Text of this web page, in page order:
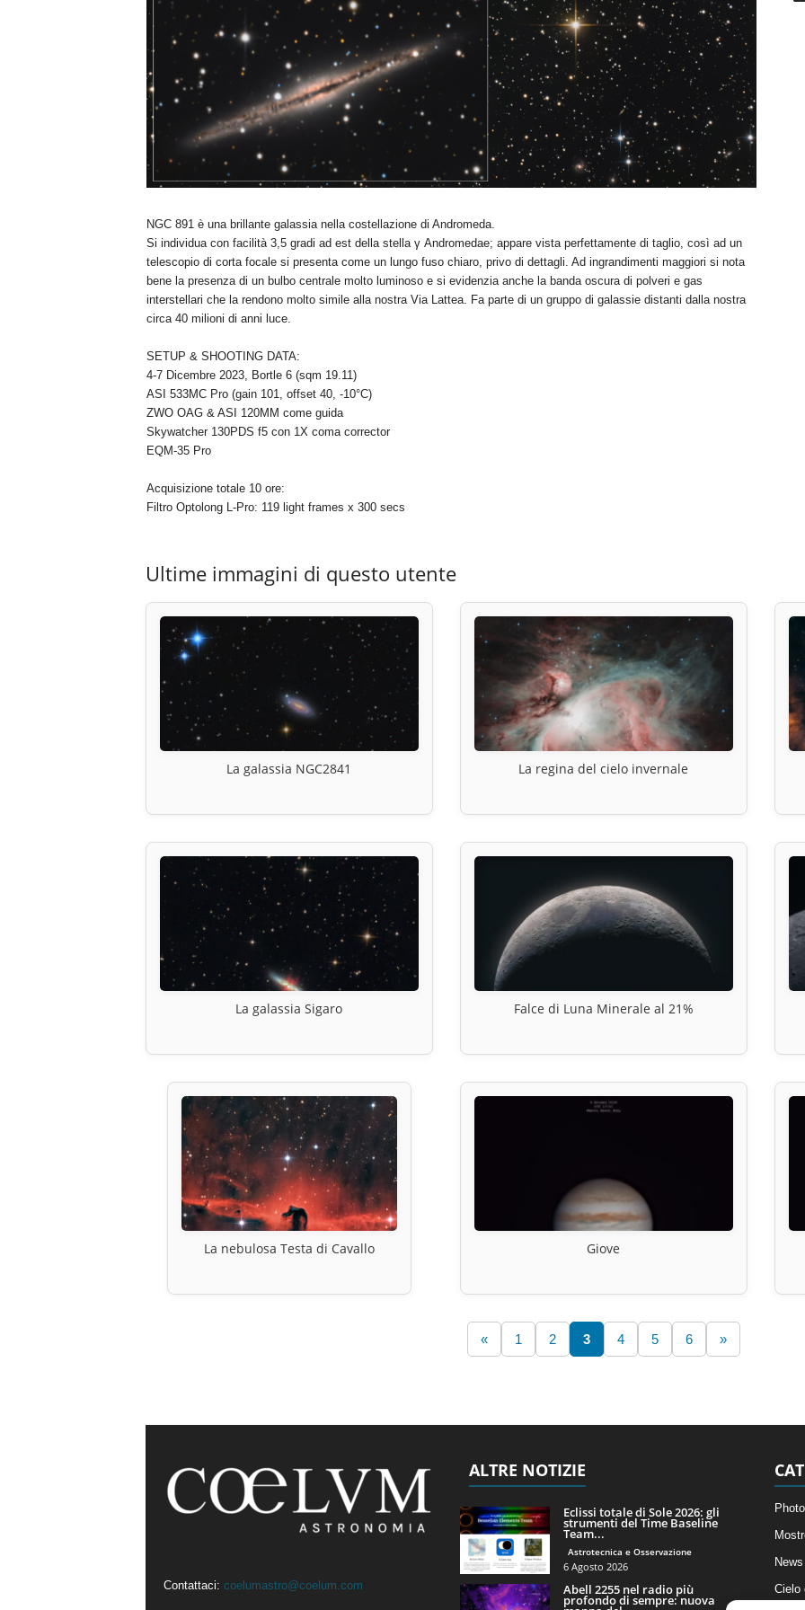
NGC 891 è una brillante galassia nella costellazione di Andromeda.
Si individua con facilità 3,5 gradi ad est della stella γ Andromedae; appare vista perfettamente di taglio, così ad un
telescopio di corta focale si presenta come un lungo fuso chiaro, privo di dettagli. Ad ingrandimenti maggiori si nota
bene la presenza di un bulbo centrale molto luminoso e si evidenzia anche la banda oscura di polveri e gas
interstellari che la rendono molto simile alla nostra Via Lattea. Fa parte di un gruppo di galassie distanti dalla nostra
circa 40 milioni di anni luce.
SETUP & SHOOTING DATA:
4-7 Dicembre 2023, Bortle 6 (sqm 19.11)
ASI 533MC Pro (gain 101, offset 40, -10°C)
ZWO OAG & ASI 120MM come guida
Skywatcher 130PDS f5 con 1X coma corrector
EQM-35 Pro
Acquisizione totale 10 ore:
Filtro Optolong L-Pro: 119 light frames x 300 secs
Ultime immagini di questo utente
La galassia NGC2841 La regina del cielo invernale
La galassia Sigaro Falce di Luna Minerale al 21%
La nebulosa Testa di Cavallo Giove
« 1 2 3 4 5 6 »
Contattaci: coelumastro@coelum.com
ALTRE NOTIZIE
Eclissi totale di Sole 2026: gli
strumenti del Time Baseline
Team...
Astrotecnica e Osservazione
6 Agosto 2026
Abell 2255 nel radio più
profondo di sempre: nuova
Cielo